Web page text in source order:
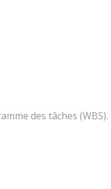
des tâches (WBS).